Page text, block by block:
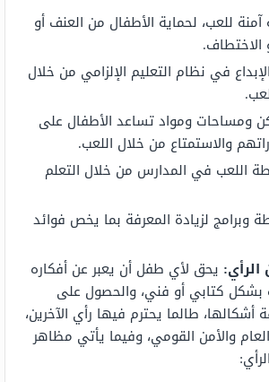
آمنة للعب، لحماية الأطفال من العنف أو
الاختطاف.
في نظام التعليم الإلزامي من خلال
ومساحات ومواد تساعد الأطفال على
والاستمتاع من خلال اللعب.
اللعب في المدارس من خلال التعلم
وبرامج لزيادة المعرفة بما يخص فوائد
يحق لأي طفل أن يعبر عن أفكاره
بشكل كتابي أو فني، والحصول على
أشكالها، طالما يحترم فيها رأي الآخرين،
والأمن القومي، وفيما يأتي مظاهر